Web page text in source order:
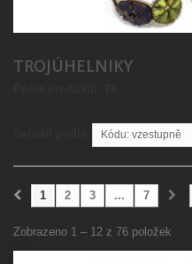
TROJÚHELNIKY
Kódu: vzestupně
1 2 3 ... 7
Zobrazeno 1 – 12 z 76 položek